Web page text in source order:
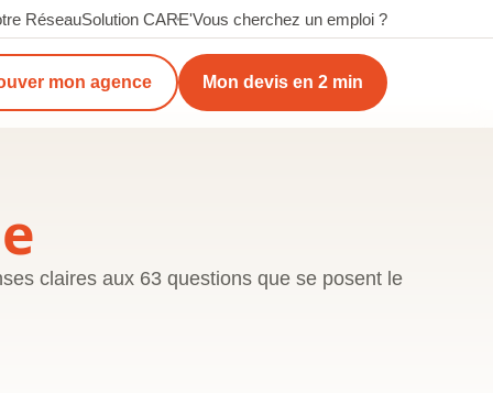
RéseauSolution CARE'Vous cherchez un emploi ?
mon agence Mon devis en 2 min
claires aux 63 questions que se posent le